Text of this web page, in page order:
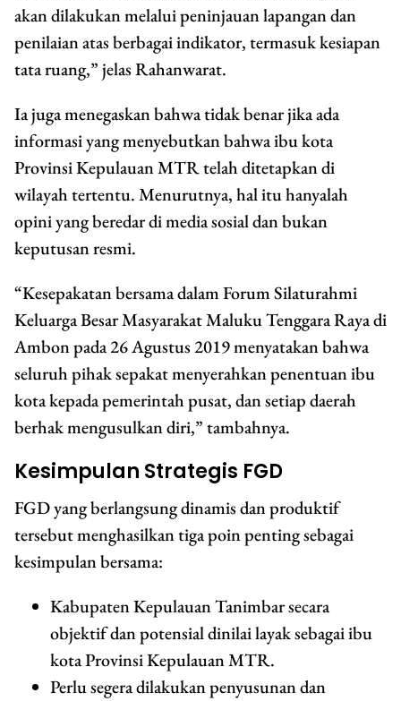
akan dilakukan melalui peninjauan lapangan dan
penilaian atas berbagai indikator, termasuk kesiapan
tata ruang,” jelas Rahanwarat.
Ia juga menegaskan bahwa tidak benar jika ada
informasi yang menyebutkan bahwa ibu kota
Provinsi Kepulauan MTR telah ditetapkan di
wilayah tertentu. Menurutnya, hal itu hanyalah
opini yang beredar di media sosial dan bukan
keputusan resmi.
“Kesepakatan bersama dalam Forum Silaturahmi
Keluarga Besar Masyarakat Maluku Tenggara Raya di
Ambon pada 26 Agustus 2019 menyatakan bahwa
seluruh pihak sepakat menyerahkan penentuan ibu
kota kepada pemerintah pusat, dan setiap daerah
berhak mengusulkan diri,” tambahnya.
Kesimpulan Strategis FGD
FGD yang berlangsung dinamis dan produktif
tersebut menghasilkan tiga poin penting sebagai
kesimpulan bersama:
Kabupaten Kepulauan Tanimbar secara
objektif dan potensial dinilai layak sebagai ibu
kota Provinsi Kepulauan MTR.
Perlu segera dilakukan penyusunan dan